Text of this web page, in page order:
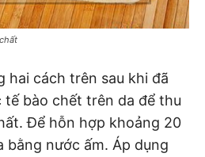
hai cách trên sau khi đã
tế bào chết trên da để thu
Để hỗn hợp khoảng 20
bằng nước ấm. Áp dụng